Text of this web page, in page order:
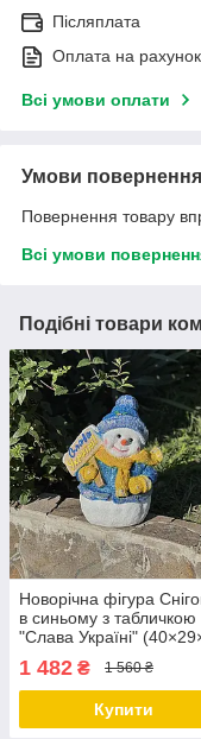
Післяплата
Оплата на рахунок
Всі умови оплати
Умови повернення
Повернення товару
Всі умови
Подібні товари
Новорічна фігура
в синьому з табличкою
"Слава Україні"
см), новорічний декор
вулицю
1 482 ₴ 1 560 ₴
Купити